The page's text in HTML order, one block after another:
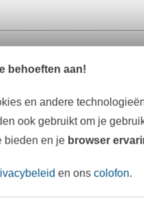
Onze tip:
behoeften aan!
en andere
ook gebruikt om je
bieden en je browser
en onscolofon.